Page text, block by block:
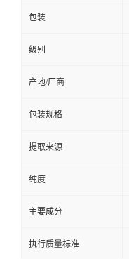
包装
级别
产地/厂商
包装规格
提取来源
纯度
主要成分
执行质量标准